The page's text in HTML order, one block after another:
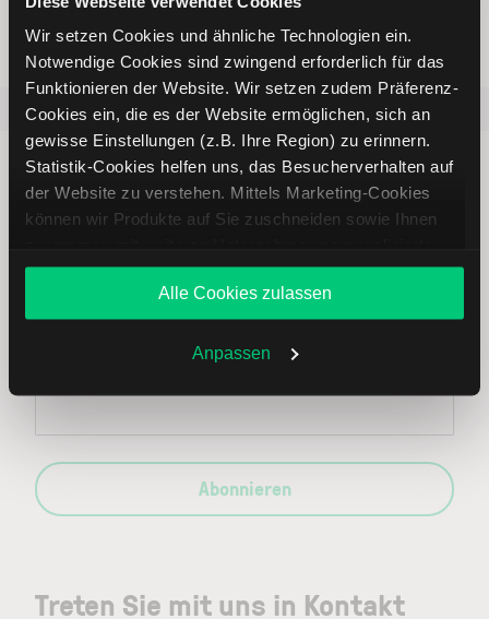
Wir setzen Cookies und ähnliche Technologien ein.
Notwendige Cookies sind zwingend erforderlich für das
Funktionieren der Website. Wir setzen zudem Präferenz-
Cookies ein, die es der Website ermöglichen, sich an
gewisse Einstellungen (z.B. Ihre Region) zu erinnern.
Statistik-Cookies helfen uns, das Besucherverhalten auf
der Website zu verstehen. Mittels Marketing-Cookies
können wir Produkte auf Sie zuschneiden sowie Ihnen
Angebote unterbreiten. Sie entscheiden, welche Cookies
Sie zulassen oder ablehnen. Ihre Entscheidung können
Sie jederzeit in denCookie-Einstellungenändern.
Weitere Infos auch in unsererDatenschutzerklärung
Alle Cookies zulassen
Anpassen
Beliebt ETR:PLUN Aktien im
Treten Sie mit uns in Kontakt
Immer up to date – mit unseren
Newslettern
(erforderlich)
Abonnieren